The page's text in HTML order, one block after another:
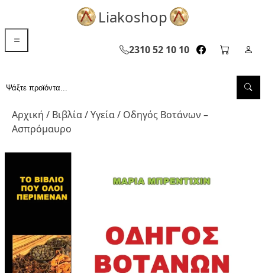
Liakoshop
2310 52 10 10 facebook
cart
Αναζήτηση...
Αρχική / Βιβλία/Υγεία/ Οδηγός Βοτάνων –
Ασπρόμαυρο